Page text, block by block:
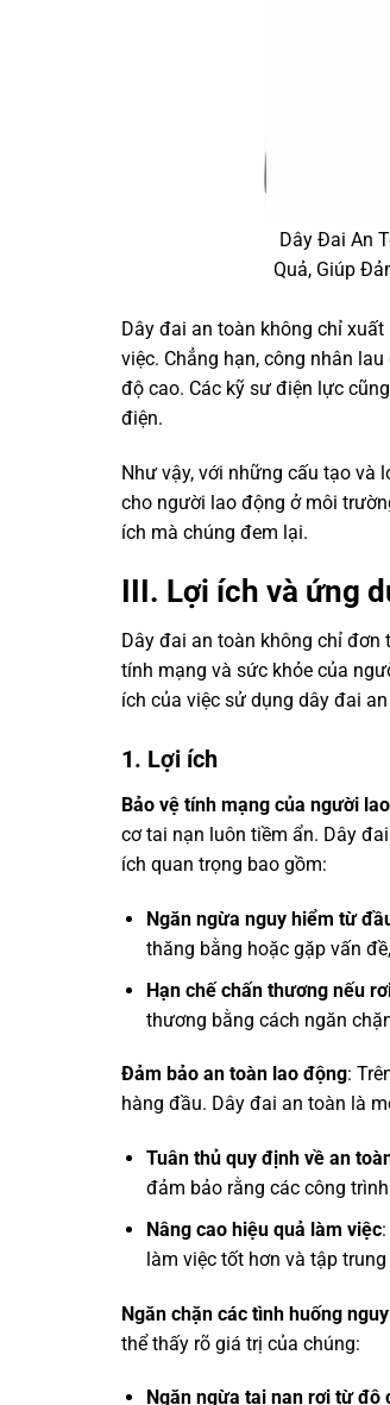
Dây Đai An
Quả, Giúp
Dây đai an toàn không chỉ
việc. Chẳng hạn, công nhân
độ cao. Các kỹ sư điện lực
điện.
Như vậy, với những cấu tạo và
cho người lao động ở môi
ích mà chúng đem lại.
III. Lợi ích và ứng
Dây đai an toàn không chỉ
tính mạng và sức khỏe của
ích của việc sử dụng dây đai
1. Lợi ích
Bảo vệ tính mạng của người
cơ tai nạn luôn tiềm ẩn. Dây
ích quan trọng bao gồm:
Ngăn ngừa nguy hiểm từ
thăng bằng hoặc gặp vấn
Hạn chế chấn thương nếu
thương bằng cách ngăn
Đảm bảo an toàn lao động:
hàng đầu. Dây đai an toàn là
Tuân thủ quy định về an
đảm bảo rằng các công
Nâng cao hiệu quả làm việc
làm việc tốt hơn và tập
Ngăn chặn các tình huống
thể thấy rõ giá trị của chúng:
Ngăn ngừa tai nạn rơi từ độ